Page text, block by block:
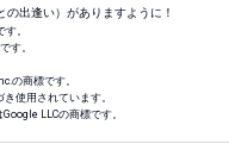
出逢い）がありますように！
。
す。
の商標です。
使用されています。
LLCの商標です。